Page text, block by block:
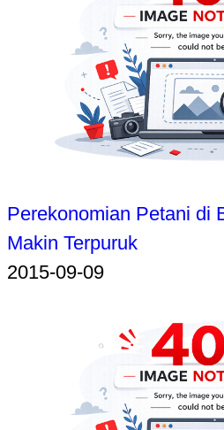
Perekonomian Petani di
Makin Terpuruk
2015-09-09